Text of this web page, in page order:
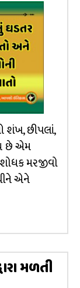
શંખ, છીપલાં,
છે એમ
મરજીવો
એને
મળતી